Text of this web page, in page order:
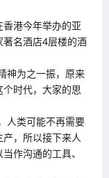
港今年举办的亚
名酒店4层楼的酒
神为之一振，原来
时代，大家的思
人类可能不再需要
，所以接下来人
作沟通的工具、